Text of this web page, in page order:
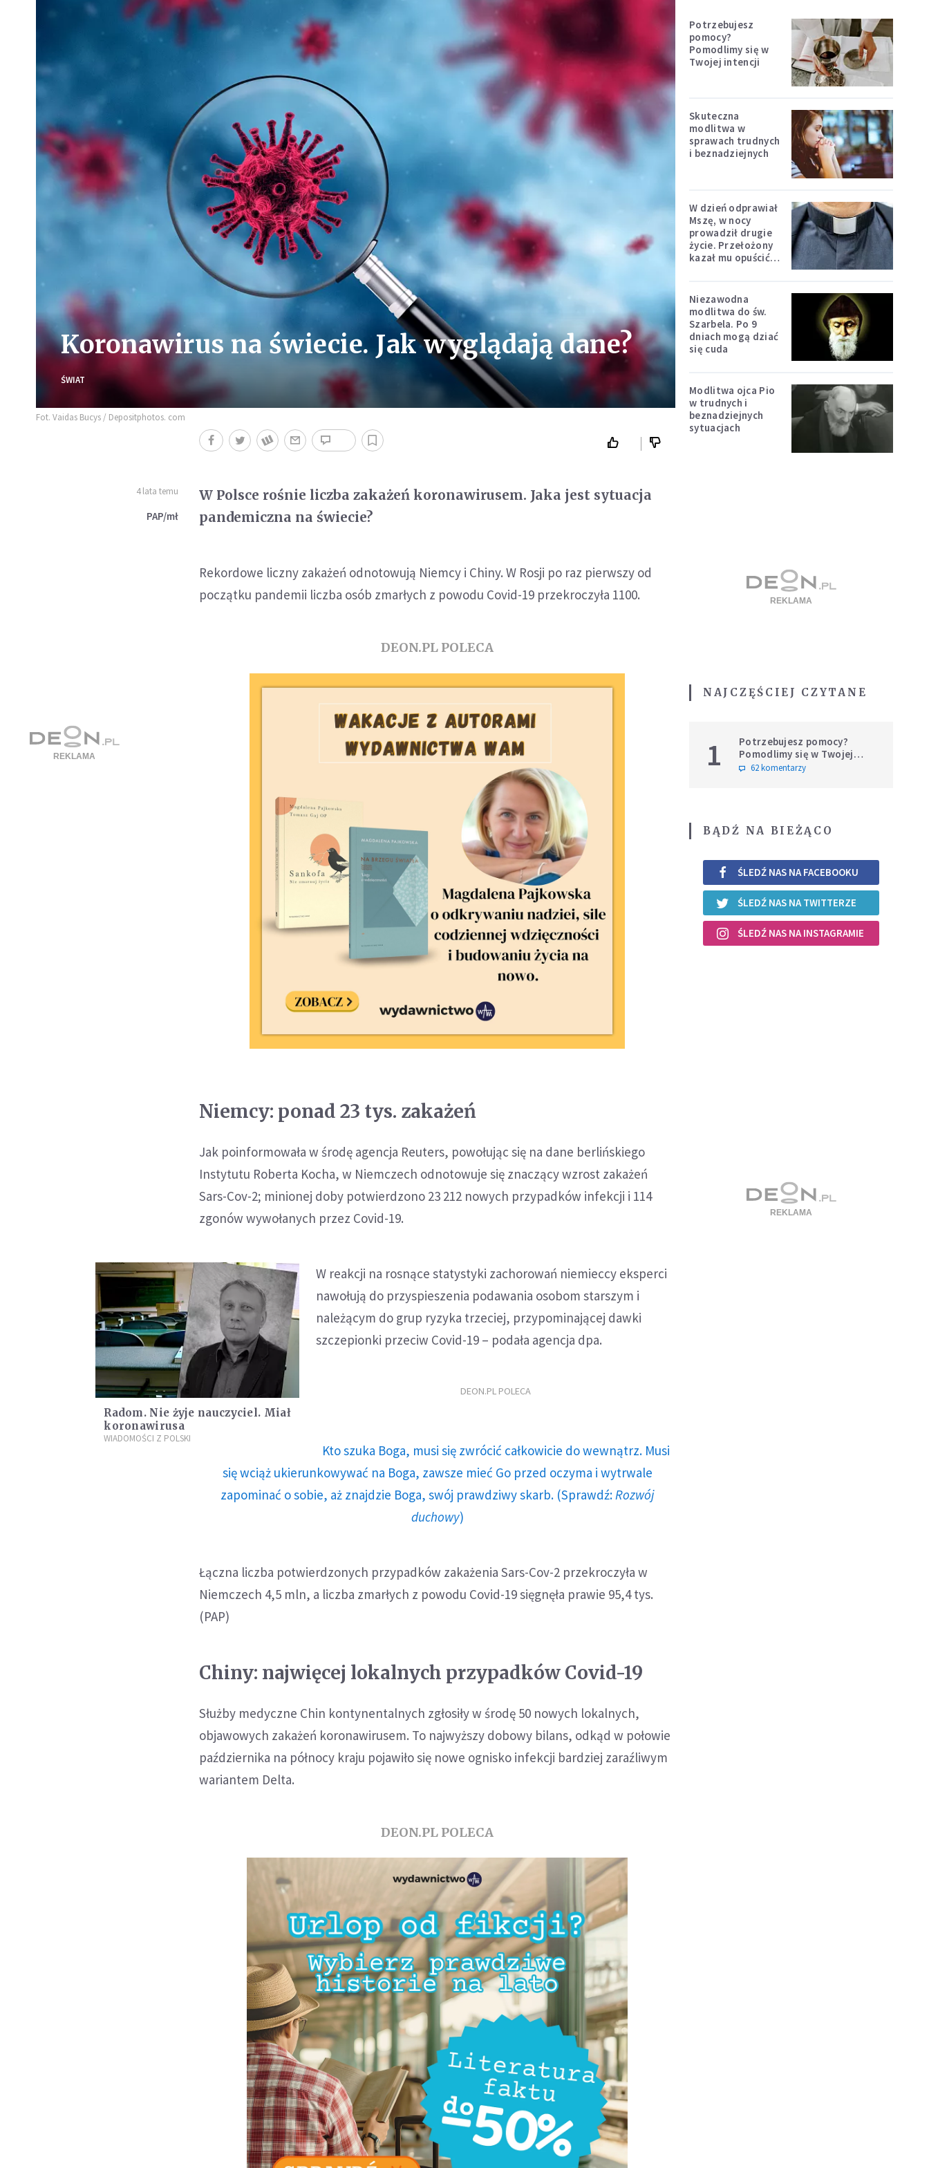
Koronawirus na świecie. Jak wyglądają dane?
ŚWIAT
Fot. Vaidas Bucys / Depositphotos. com
4 lata temu
PAP/mł
W Polsce rośnie liczba zakażeń koronawirusem. Jaka jest sytuacja
pandemiczna na świecie?
Rekordowe liczny zakażeń odnotowują Niemcy i Chiny. W Rosji po raz pierwszy od
początku pandemii liczba osób zmarłych z powodu Covid-19 przekroczyła 1100.
DEON.PL POLECA
Niemcy: ponad 23 tys. zakażeń
Jak poinformowała w środę agencja Reuters, powołując się na dane berlińskiego
Instytutu Roberta Kocha, w Niemczech odnotowuje się znaczący wzrost zakażeń
Sars-Cov-2; minionej doby potwierdzono 23 212 nowych przypadków infekcji i 114
zgonów wywołanych przez Covid-19.
Radom. Nie żyje nauczyciel. Miał
koronawirusa
WIADOMOŚCI Z POLSKI
W reakcji na rosnące statystyki zachorowań niemieccy eksperci
nawołują do przyspieszenia podawania osobom starszym i
należącym do grup ryzyka trzeciej, przypominającej dawki
szczepionki przeciw Covid-19 – podała agencja dpa.
DEON.PL POLECA
Kto szuka Boga, musi się zwrócić całkowicie do wewnątrz. Musi
się wciąż ukierunkowywać na Boga, zawsze mieć Go przed oczyma i wytrwale
zapominać o sobie, aż znajdzie Boga, swój prawdziwy skarb. (Sprawdź: Rozwój
duchowy)
Łączna liczba potwierdzonych przypadków zakażenia Sars-Cov-2 przekroczyła w
Niemczech 4,5 mln, a liczba zmarłych z powodu Covid-19 sięgnęła prawie 95,4 tys.
(PAP)
Chiny: najwięcej lokalnych przypadków Covid-19
Służby medyczne Chin kontynentalnych zgłosiły w środę 50 nowych lokalnych,
objawowych zakażeń koronawirusem. To najwyższy dobowy bilans, odkąd w połowie
października na północy kraju pojawiło się nowe ognisko infekcji bardziej zaraźliwym
wariantem Delta.
DEON.PL POLECA
Potrzebujesz
pomocy?
Pomodlimy się w
Twojej intencji
Skuteczna
modlitwa w
sprawach trudnych
i beznadziejnych
W dzień odprawiał
Mszę, w nocy
prowadził drugie
życie. Przełożony
kazał mu opuścić
Niezawodna
modlitwa do św.
Szarbela. Po 9
dniach mogą dziać
się cuda
Modlitwa ojca Pio
w trudnych i
beznadziejnych
sytuacjach
NAJCZĘŚCIEJ CZYTANE
1
Potrzebujesz pomocy?
Pomodlimy się w Twojej
intencji
62 komentarzy
BĄDŹ NA BIEŻĄCO
ŚLEDŹ NAS NA FACEBOOKU
ŚLEDŹ NAS NA TWITTERZE
ŚLEDŹ NAS NA INSTAGRAMIE